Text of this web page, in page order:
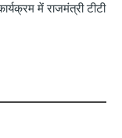
में राजमंत्री टीटी